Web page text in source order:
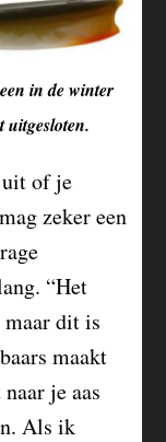
in de winter
uitgesloten.
uit of je
zeker een
“Het
dit is
maakt
je aas
Als ik